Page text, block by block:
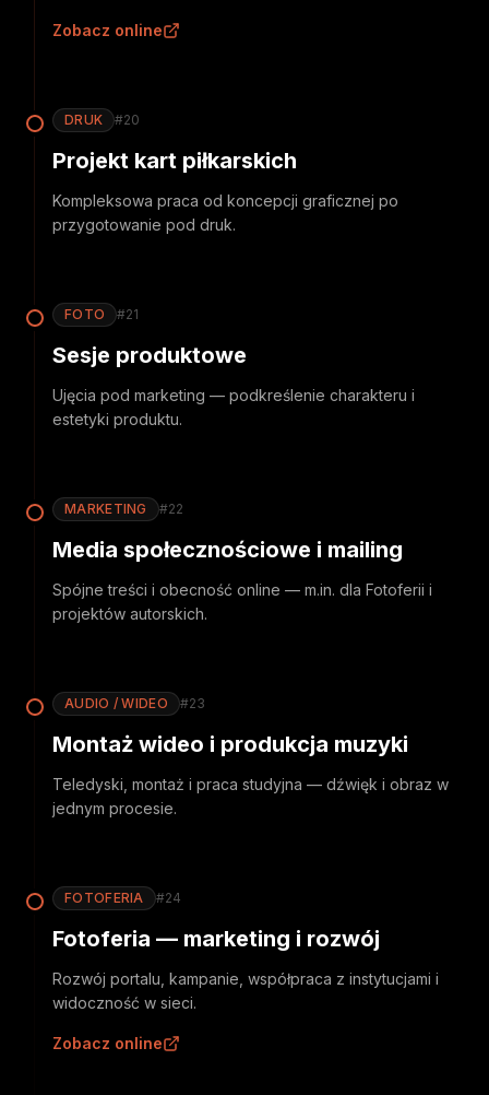
Zobacz online
DRUK #20
Projekt kart piłkarskich
Kompleksowa praca od koncepcji graficznej po
przygotowanie pod druk.
FOTO #21
Sesje produktowe
Ujęcia pod marketing — podkreślenie charakteru i
estetyki produktu.
MARKETING #22
Media społecznościowe i mailing
Spójne treści i obecność online — m.in. dla Fotoferii i
projektów autorskich.
AUDIO / WIDEO #23
Montaż wideo i produkcja muzyki
Teledyski, montaż i praca studyjna — dźwięk i obraz w
jednym procesie.
FOTOFERIA #24
Fotoferia — marketing i rozwój
Rozwój portalu, kampanie, współpraca z instytucjami i
widoczność w sieci.
Zobacz online